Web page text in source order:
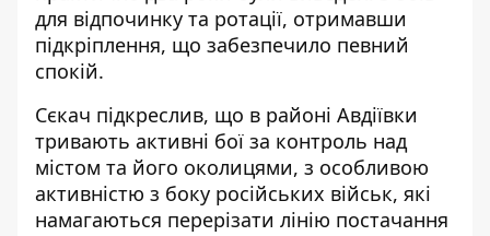
для відпочинку та ротації, отримавши
підкріплення, що забезпечило певний
спокій.
Сєкач підкреслив, що в районі Авдіївки
тривають активні бої за контроль над
містом та його околицями, з особливою
активністю з боку російських військ, які
намагаються перерізати лінію постачання